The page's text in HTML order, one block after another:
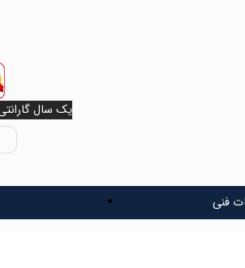
یک سال
فنی